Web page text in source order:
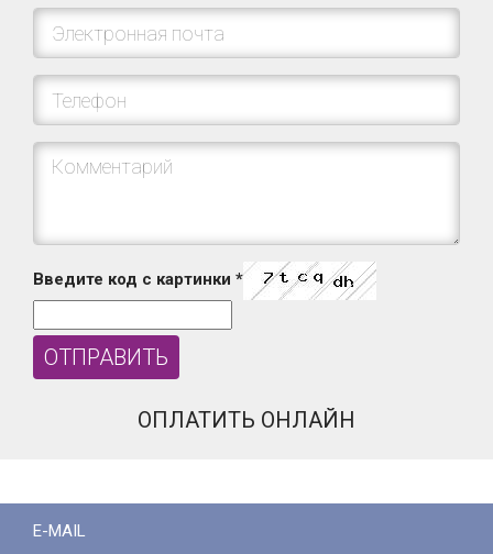
Введите код с картинки *
ОПЛАТИТЬ ОНЛАЙН
E-MAIL